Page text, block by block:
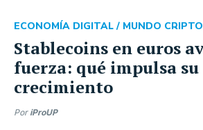
Stablecoins en euros
fuerza: qué impulsa su
crecimiento
ECONOMÍA DIGITAL / MUNDO CRIPTO
Por iProUP